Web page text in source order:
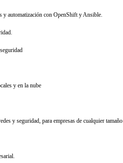
y automatización con OpenShift y Ansible.
y en la nube
y seguridad, para empresas de cualquier tamaño